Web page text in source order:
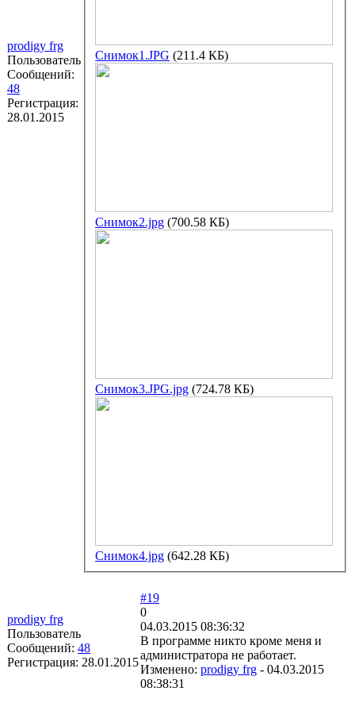
prodigy frg
Пользователь
Сообщений:
48
Регистрация:
28.01.2015
Снимок1.JPG (211.4 КБ)
Снимок2.jpg (700.58 КБ)
Снимок3.JPG.jpg (724.78 КБ)
Снимок4.jpg (642.28 КБ)
prodigy frg
Пользователь
Сообщений: 48
Регистрация: 28.01.2015
#19
0
04.03.2015 08:36:32
В программе никто кроме меня и
администратора не работает.
Изменено: prodigy frg - 04.03.2015
08:38:31